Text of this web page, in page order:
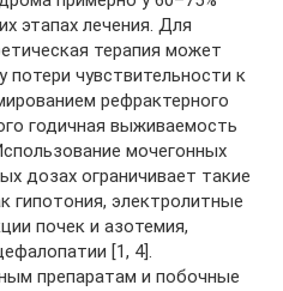
этапах лечения. Для
терапия может
чувствительности к
рефрактерного
годичная выживаемость
мочегонных
дозах ограничивает такие
гипотония, электролитные
почек и азотемия,
[1, 4].
препаратам и побочные